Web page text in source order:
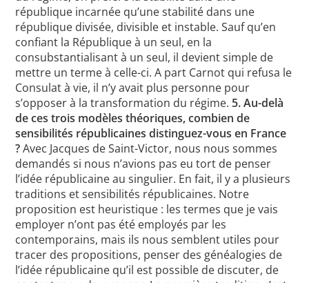
république incarnée qu’une stabilité dans une
république divisée, divisible et instable. Sauf qu’en
confiant la République à un seul, en la
consubstantialisant à un seul, il devient simple de
mettre un terme à celle-ci. A part Carnot qui refusa le
Consulat à vie, il n’y avait plus personne pour
s’opposer à la transformation du régime. 5. Au-delà
de ces trois modèles théoriques, combien de
sensibilités républicaines distinguez-vous en France
?Avec Jacques de Saint-Victor, nous nous sommes
demandés si nous n’avions pas eu tort de penser
l’idée républicaine au singulier. En fait, il y a plusieurs
traditions et sensibilités républicaines. Notre
proposition est heuristique : les termes que je vais
employer n’ont pas été employés par les
contemporains, mais ils nous semblent utiles pour
tracer des propositions, penser des généalogies de
l’idée républicaine qu’il est possible de discuter, de